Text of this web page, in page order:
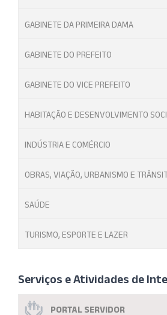
GABINETE DA PRIMEIRA DAMA
GABINETE DO PREFEITO
GABINETE DO VICE PREFEITO
HABITAÇÃO E DESENVOLVIMENTO
INDÚSTRIA E COMÉRCIO
OBRAS, VIAÇÃO, URBANISMO E
SAÚDE
TURISMO, ESPORTE E LAZER
Serviços e Atividades de
PORTAL SERVIDOR